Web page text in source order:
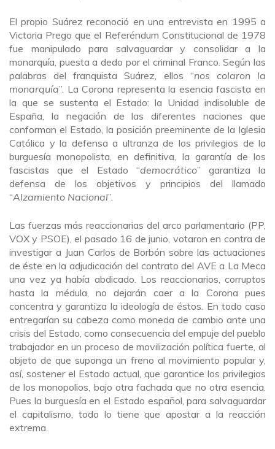
El propio Suárez reconoció en una entrevista en 1995 a
Victoria Prego que el Referéndum Constitucional de 1978
fue manipulado para salvaguardar y consolidar a la
monarquía, puesta a dedo por el criminal Franco. Según las
palabras del franquista Suárez, ellos “nos colaron la
monarquía”. La Corona representa la esencia fascista en
la que se sustenta el Estado: la Unidad indisoluble de
España, la negación de las diferentes naciones que
conforman el Estado, la posición preeminente de la Iglesia
Católica y la defensa a ultranza de los privilegios de la
burguesía monopolista, en definitiva, la garantía de los
fascistas que el Estado “democrático” garantiza la
defensa de los objetivos y principios del llamado
“Alzamiento Nacional”.
Las fuerzas más reaccionarias del arco parlamentario (PP,
VOX y PSOE), el pasado 16 de junio, votaron en contra de
investigar a Juan Carlos de Borbón sobre las actuaciones
de éste en la adjudicación del contrato del AVE a La Meca
una vez ya había abdicado. Los reaccionarios, corruptos
hasta la médula, no dejarán caer a la Corona pues
concentra y garantiza la ideología de éstos. En todo caso
entregarían su cabeza como moneda de cambio ante una
crisis del Estado, como consecuencia del empuje del pueblo
trabajador en un proceso de movilización política fuerte, al
objeto de que suponga un freno al movimiento popular y,
así, sostener el Estado actual, que garantice los privilegios
de los monopolios, bajo otra fachada que no otra esencia.
Pues la burguesía en el Estado español, para salvaguardar
el capitalismo, todo lo tiene que apostar a la reacción
extrema.